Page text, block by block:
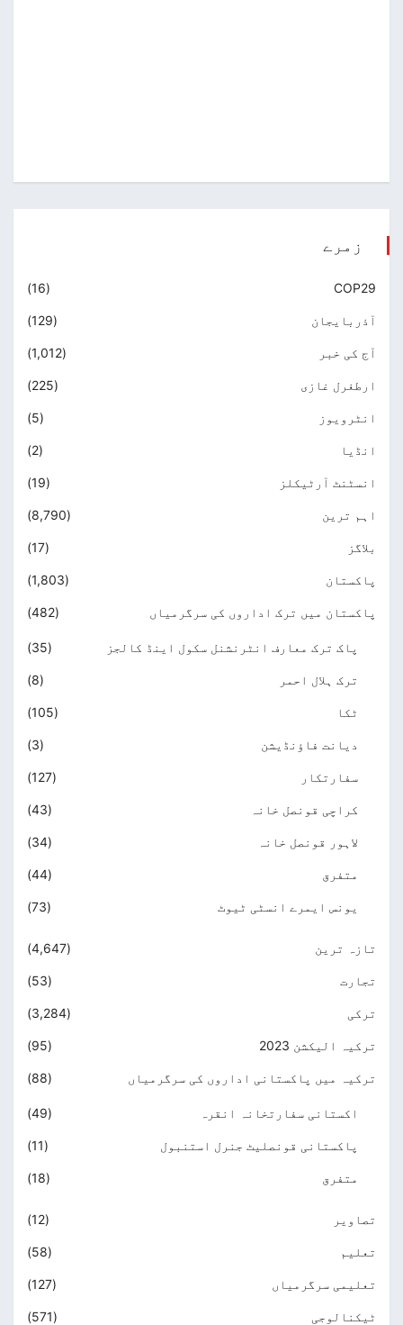
زمرے
COP29
(16)
آذربایجان (129)
آج کی خبر (1,012)
ارطغرل غازی (225)
انٹرویوز (5)
انڈیا (2)
انسٹنٹ آرٹیکلز (19)
اہم ترین (8,790)
بلاگز (17)
پاکستان (1,803)
پاکستان میں ترک اداروں کی سرگرمیاں (482)
پاک ترک معارف انٹرنشنل سکول اینڈ کالجز (35)
ترک ہلال احمر (8)
ٹکا (105)
دیانت فاؤنڈیشن (3)
سفارتکار (127)
کراچی قونصل خانہ (43)
لاہور قونصل خانہ (34)
متفرق (44)
یونس ایمرے انسٹی ٹیوٹ (73)
تازہ ترین (4,647)
تجارت (53)
ترکی (3,284)
ترکیہ الیکشن 2023 (95)
ترکیہ میں پاکستانی اداروں کی سرگرمیاں (88)
اکستانی سفارتخانہ انقرہ (49)
پاکستانی قونصلیٹ جنرل استنبول (11)
متفرق (18)
تصاویر (12)
تعلیم (58)
تعلیمی سرگرمیاں (127)
ٹیکنالوجی (571)